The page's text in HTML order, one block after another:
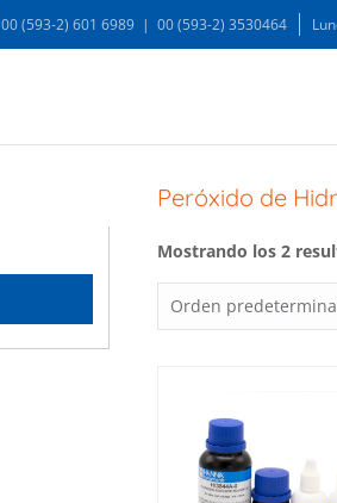
00 (593-2) 601 6989 | 00 (593-2) 3530464
Peróxido de
Mostrando los 2